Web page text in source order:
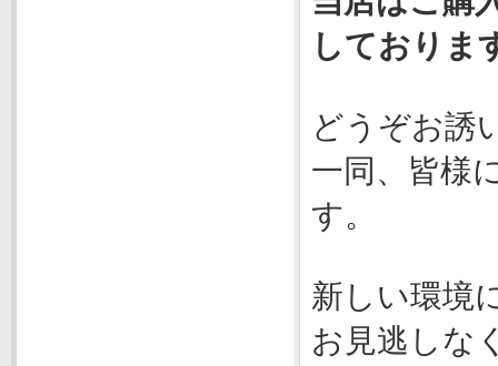
しておりま
どうぞお誘
一同、皆様
す。
新しい環境
お見逃しな